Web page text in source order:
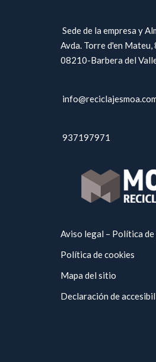
Sede de la empresa y
Avda. Torre d'en Mateu,
08210-Barbera del
937197971
Aviso legal – Política
Política de cookies
Mapa del sitio
Declaración de